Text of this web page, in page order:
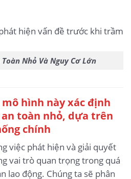
Nhỏ Và Nguy Cơ Lớn
hình này xác định
an toàn nhỏ, dựa trên
chính
việc phát hiện và giải quyết
vai trò quan trọng trong quá
lao động. Chúng ta sẽ phân